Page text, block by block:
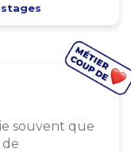
souvent que